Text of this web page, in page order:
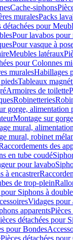
Cache-siphons
muralesPacks
détachées pour
Pour lavabos pour
Pour vasque à
Meubles latéraux
pour Colonnes
muralesHabillages
Tableaux
Armoires de toilette
Robinetteries
gorge, alimentation
Montage sur
mural,
mural, robinet
des
en tube coudé
pour lavabo
à encastrer
de trop-plein
pour Siphons à
Vidages pour
apparents
détachées pour
pour Bondes
Pièces détachées